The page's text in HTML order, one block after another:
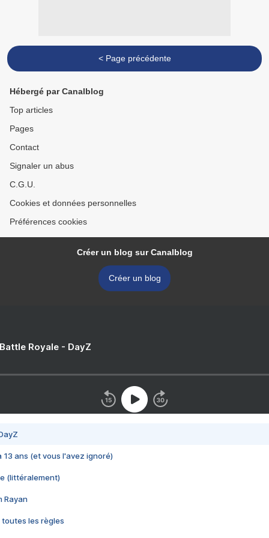
< Page précédente
Hébergé par Canalblog
Top articles
Pages
Contact
Signaler un abus
C.G.U.
Cookies et données personnelles
Préférences cookies
Créer un blog sur Canalblog
Créer un blog
Royale - DayZ
13 ans (et vous l'avez ignoré)
(littéralement)
Rayan
toutes les règles